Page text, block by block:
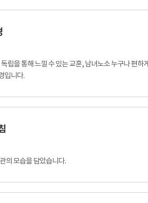
립을 통해 느낄 수 있는 교훈, 남녀노소 누구나 편하게
입니다.
의 모습을 담았습니다.